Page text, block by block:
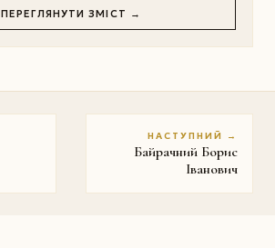
ПЕРЕГЛЯНУТИ ЗМІСТ →
НАСТУПНИЙ →
Байрачний Борис
Іванович